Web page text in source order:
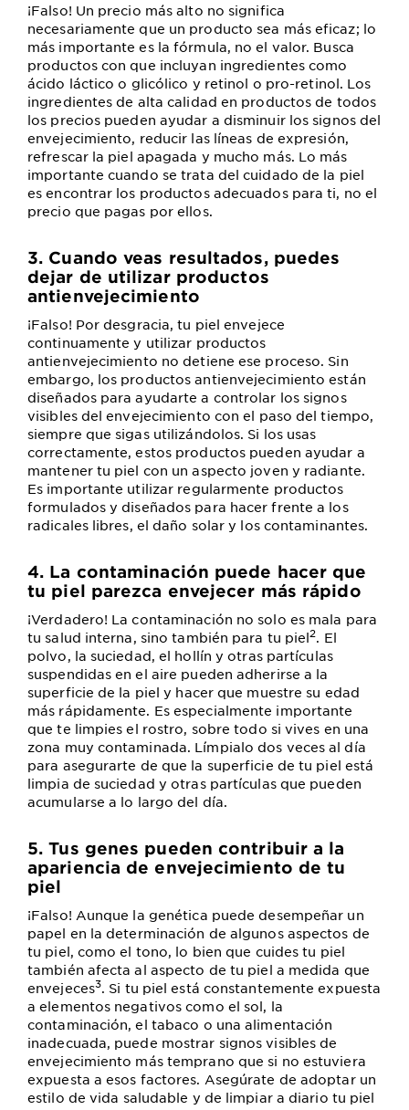
¡Falso! Un precio más alto no significa
necesariamente que un producto sea más eficaz; lo
más importante es la fórmula, no el valor. Busca
productos con que incluyan ingredientes como
ácido láctico o glicólico y retinol o pro-retinol. Los
ingredientes de alta calidad en productos de todos
los precios pueden ayudar a disminuir los signos del
envejecimiento, reducir las líneas de expresión,
refrescar la piel apagada y mucho más. Lo más
importante cuando se trata del cuidado de la piel
es encontrar los productos adecuados para ti, no el
precio que pagas por ellos.
3. Cuando veas resultados, puedes
dejar de utilizar productos
antienvejecimiento
¡Falso! Por desgracia, tu piel envejece
continuamente y utilizar productos
antienvejecimiento no detiene ese proceso. Sin
embargo, los productos antienvejecimiento están
diseñados para ayudarte a controlar los signos
visibles del envejecimiento con el paso del tiempo,
siempre que sigas utilizándolos. Si los usas
correctamente, estos productos pueden ayudar a
mantener tu piel con un aspecto joven y radiante.
Es importante utilizar regularmente productos
formulados y diseñados para hacer frente a los
radicales libres, el daño solar y los contaminantes.
4. La contaminación puede hacer que
tu piel parezca envejecer más rápido
¡Verdadero! La contaminación no solo es mala para
tu salud interna, sino también para tu piel2. El
polvo, la suciedad, el hollín y otras partículas
suspendidas en el aire pueden adherirse a la
superficie de la piel y hacer que muestre su edad
más rápidamente. Es especialmente importante
que te limpies el rostro, sobre todo si vives en una
zona muy contaminada. Límpialo dos veces al día
para asegurarte de que la superficie de tu piel está
limpia de suciedad y otras partículas que pueden
acumularse a lo largo del día.
5. Tus genes pueden contribuir a la
apariencia de envejecimiento de tu
piel
¡Falso! Aunque la genética puede desempeñar un
papel en la determinación de algunos aspectos de
tu piel, como el tono, lo bien que cuides tu piel
también afecta al aspecto de tu piel a medida que
envejeces3. Si tu piel está constantemente expuesta
a elementos negativos como el sol, la
contaminación, el tabaco o una alimentación
inadecuada, puede mostrar signos visibles de
envejecimiento más temprano que si no estuviera
expuesta a esos factores. Asegúrate de adoptar un
estilo de vida saludable y de limpiar a diario tu piel